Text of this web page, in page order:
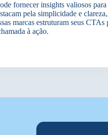
fornecer insights valiosos
pela simplicidade e
marcas estruturam seus
à ação.